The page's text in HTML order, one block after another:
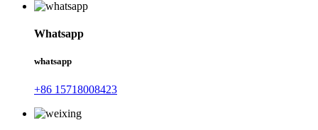
Whatsapp
whatsapp
+86 15718008423